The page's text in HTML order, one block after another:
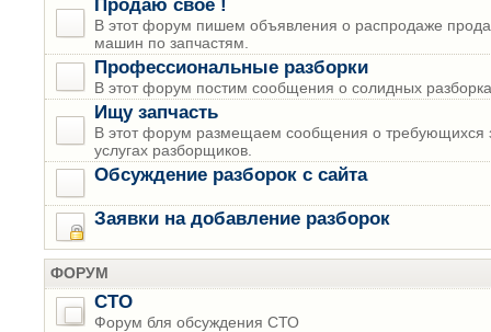
Продаю свое !
В этот форум пишем объявления о распродаже
машин по запчастям.
Профессиональные разборки
В этот форум постим сообщения о солидных
Ищу запчасть
В этот форум размещаем сообщения о требующихся
услугах разборщиков.
Обсуждение разборок с сайта
Заявки на добавление разборок
ФОРУМ
СТО
Форум бля обсуждения СТО